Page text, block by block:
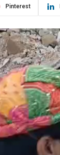
Pinterest